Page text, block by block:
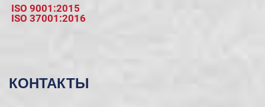
ISO 9001:2015
ISO 37001:2016
КОНТАКТЫ